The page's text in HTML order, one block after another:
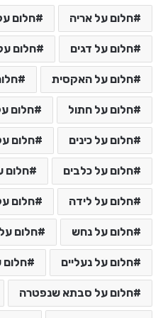
חלום על אריה חלום
חלום על דגים חלום
חלום על האקסית
חלום על חתול חלום
חלום על כינים חלום
חלום על כלבים חלום
חלום על לידה חלום
חלום על נחש חלום
חלום על נעליים חלום
חלום על סבתא שנפטרה